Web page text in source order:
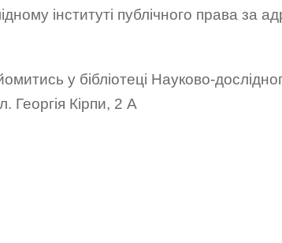
інституті публічного права за
у бібліотеці Науково-
Георгія Кірпи, 2 А